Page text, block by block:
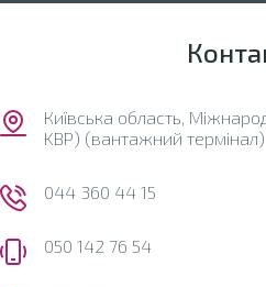
Київська область,
KBP) (вантажний термінал)
044 360 44 15
050 142 76 54